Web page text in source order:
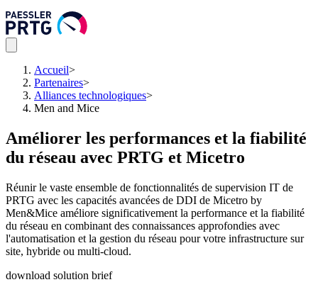
Accueil>
Partenaires>
Alliances technologiques>
Men and Mice
Améliorer les performances et la fiabilité
du réseau avec PRTG et Micetro
Réunir le vaste ensemble de fonctionnalités de supervision IT de
PRTG avec les capacités avancées de DDI de Micetro by
Men&Mice améliore significativement la performance et la fiabilité
du réseau en combinant des connaissances approfondies avec
l'automatisation et la gestion du réseau pour votre infrastructure sur
site, hybride ou multi-cloud.
download solution brief